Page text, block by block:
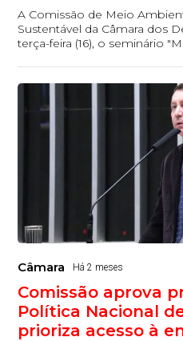
A Comissão de Meio
Sustentável da Câmara dos
terça-feira (16), o seminário
Câmara Há 2 meses
Comissão aprova
Política Nacional
prioriza acesso à